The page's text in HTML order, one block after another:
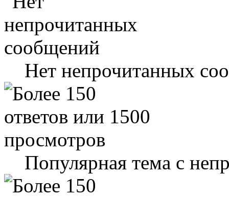
Нет непрочитанных
Популярная тема с